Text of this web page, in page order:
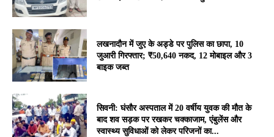
लखनादौन में जुए के अड्डे पर पुलिस का छापा, 10
जुआरी गिरफ्तार; ₹50,640 नकद, 12 मोबाइल और 3
बाइक जब्त
सिवनी: घंसौर अस्पताल में 20 वर्षीय युवक की मौत के
बाद शव सड़क पर रखकर चक्काजाम, एंबुलेंस और
स्वास्थ्य सुविधाओं को लेकर परिजनों का...